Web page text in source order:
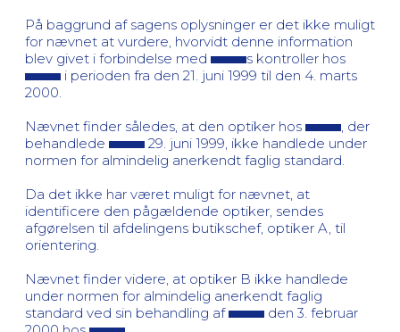
På baggrund af sagens oplysninger er det ikke muligt
for nævnet at vurdere, hvorvidt denne information
blev givet i forbindelse med
s kontroller hos
i perioden fra den 21. juni 1999 til den 4. marts
2000.
Nævnet finder således, at den optiker hos
, der
behandlede
29. juni 1999, ikke handlede under
normen for almindelig anerkendt faglig standard.
Da det ikke har været muligt for nævnet, at
identificere den pågældende optiker, sendes
afgørelsen til afdelingens butikschef, optiker A, til
orientering.
Nævnet finder videre, at optiker B ikke handlede
under normen for almindelig anerkendt faglig
standard ved sin behandling af
den 3. februar